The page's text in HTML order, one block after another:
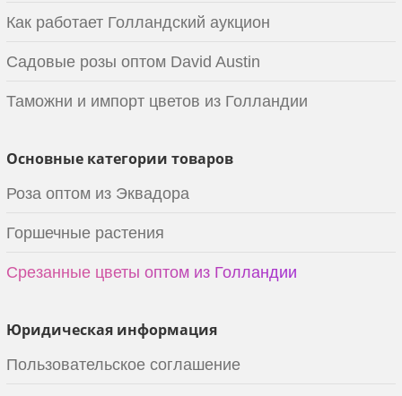
Как работает Голландский аукцион
Садовые розы оптом David Austin
Таможни и импорт цветов из Голландии
Основные категории товаров
Роза оптом из Эквадора
Горшечные растения
Срезанные цветы оптом из Голландии
Юридическая информация
Пользовательское соглашение